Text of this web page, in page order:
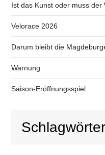
Ist das Kunst oder muss der
Velorace 2026
Darum bleibt die
Warnung
Saison-Eröffnungsspiel
Schlagwörter